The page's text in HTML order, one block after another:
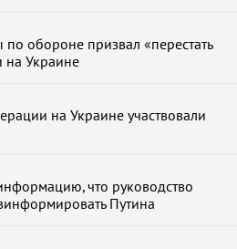
по обороне призвал «перестать
на Украине
на Украине участвовали
что руководство
Путина